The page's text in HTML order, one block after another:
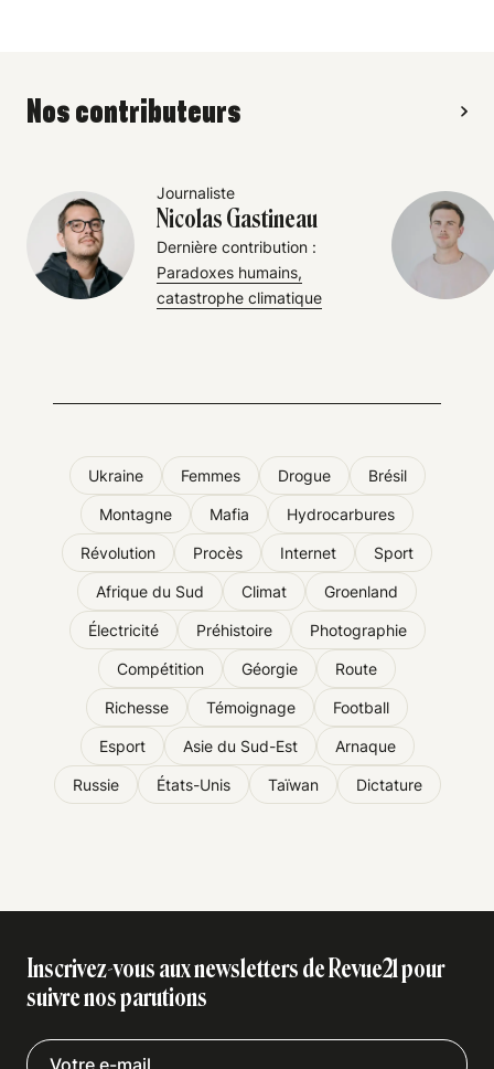
Nos contributeurs
Journaliste
Nicolas Gastineau
Dernière contribution :
Paradoxes humains,
catastrophe climatique
Ukraine Femmes Drogue Brésil
Montagne Mafia Hydrocarbures
Révolution Procès Internet Sport
Afrique du Sud Climat Groenland
Électricité Préhistoire Photographie
Compétition Géorgie Route
Richesse Témoignage Football
Esport Asie du Sud-Est Arnaque
Russie États-Unis Taïwan Dictature
Inscrivez-vous aux newsletters de Revue21 pour
suivre nos parutions